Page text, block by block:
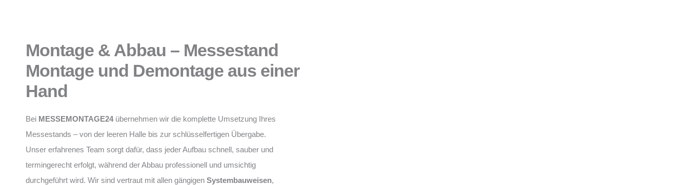
Montage & Abbau – Messestand
Montage und Demontage aus einer
Hand
Bei MESSEMONTAGE24übernehmen wir die komplette Umsetzung Ihres
Messestands – von der leeren Halle bis zur schlüsselfertigen Übergabe.
Unser erfahrenes Team sorgt dafür, dass jeder Aufbau schnell, sauber und
termingerecht erfolgt, während der Abbau professionell und umsichtig
durchgeführt wird. Wir sind vertraut mit allen gängigen Systembauweisen,